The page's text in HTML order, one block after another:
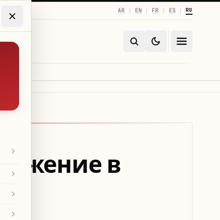
AR | EN | FR | ES | RU
в